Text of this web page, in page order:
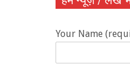
Your Name